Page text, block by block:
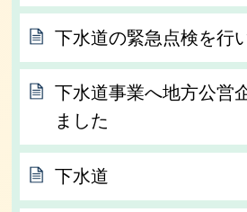
下水道の緊急点検を行
下水道事業へ地方公営
ました
下水道